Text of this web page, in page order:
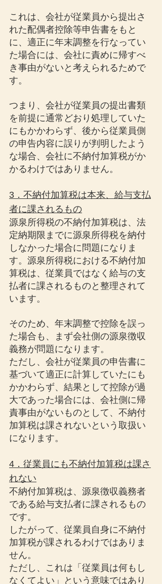
これは、会社が従業員から提出さ
れた配偶者控除等申告書をもと
に、適正に年末調整を行なってい
た場合には、会社に責めに帰すべ
き事由がないと考えられるためで
す。
つまり、会社が従業員の提出書類
を前提に通常どおり処理していた
にもかかわらず、後から従業員側
の申告内容に誤りが判明したよう
な場合、会社に不納付加算税がか
かるわけではありません。
3．不納付加算税は本来、給与支払
者に課されるもの
源泉所得税の不納付加算税は、法
定納期限までに源泉所得税を納付
しなかった場合に問題になりま
す。源泉所得税における不納付加
算税は、従業員ではなく給与の支
払者に課されるものと整理されて
います。
そのため、年末調整で控除を誤っ
た場合も、まず会社側の源泉徴収
義務が問題になります。
ただし、会社が従業員の申告書に
基づいて適正に計算していたにも
かかわらず、結果として控除が過
大であった場合には、会社側に帰
責事由がないものとして、不納付
加算税は課されないという取扱い
になります。
4．従業員にも不納付加算税は課さ
れない
不納付加算税は、源泉徴収義務者
である給与支払者に課されるもの
です。
したがって、従業員自身に不納付
加算税が課されるわけではありま
せん。
ただし、これは「従業員は何もし
なくてよい」という意味ではあり